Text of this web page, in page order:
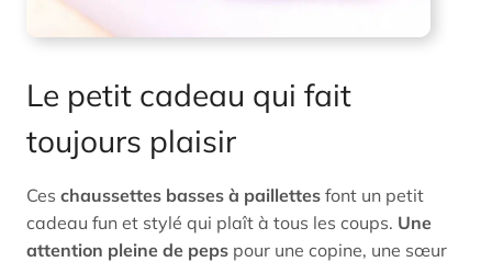
Le petit cadeau qui fait
toujours plaisir
Ces chaussettes basses à paillettes font un petit
cadeau fun et stylé qui plaît à tous les coups. Une
attention pleine de peps pour une copine, une sœur